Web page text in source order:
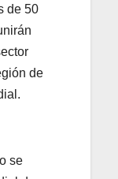
de 50
de
se